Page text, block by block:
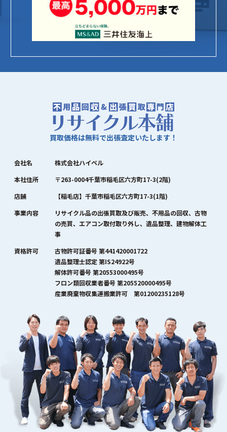
買取価格は無料で出張査定いたします！
会社名
株式会社ハイペル
本社住所
〒263-0004千葉市稲毛区六方町17-3(2階)
店舗
【稲毛店】千葉市稲毛区六方町17-3(1階)
事業内容
リサイクル品の出張買取及び販売、不用品の回収、古物
の売買、エアコン取付取り外し、遺品整理、建物解体工
事
資格許可
古物許可証番号 第441420001722
遺品整理士認定 第IS24922号
解体許可番号 第20553000495号
フロン類回収業者番号 第205520000495号
産業廃棄物収集運搬業許可 第01200235128号